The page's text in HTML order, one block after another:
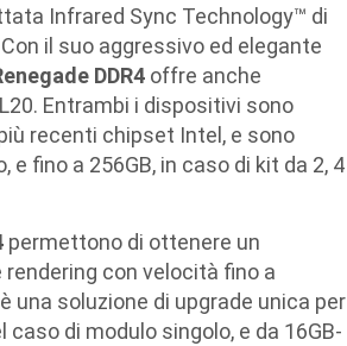
Infrared Sync Technology™ di
il suo aggressivo ed elegante
DDR4 offre anche
Entrambi i dispositivi sono
recenti chipset Intel, e sono
fino a 256GB, in caso di kit da 2, 4
permettono di ottenere un
con velocità fino a
è una soluzione di upgrade unica per
di modulo singolo, e da 16GB-